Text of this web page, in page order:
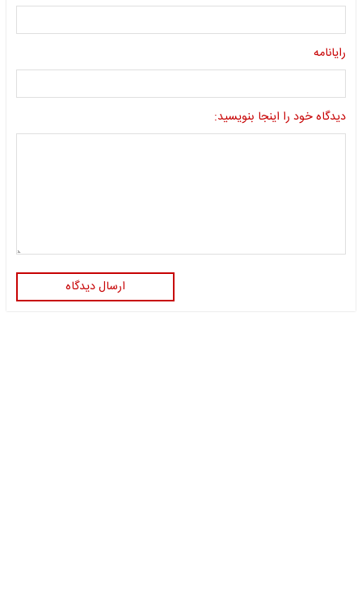
رایانامه
دیدگاه خود را اینجا بنویسید:
ارسال دیدگاه